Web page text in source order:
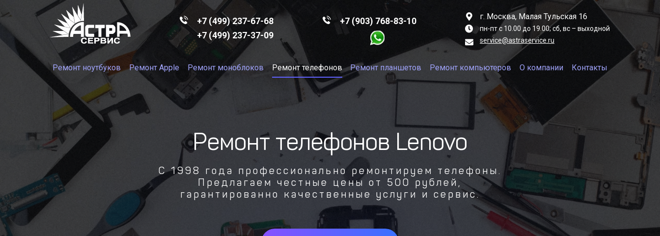
+7 (499)237-67-68
+7 (499) 237-37-09
+7 (903) 768-83-10 г. Москва, Малая Тульская 16
пн-пт с 10.00 до 19.00;сб, вс – выходной
service@astraservice.ru
Ремонт ноутбуков Ремонт Apple Ремонт моноблоков Ремонт телефонов Ремонт планшетов Ремонт компьютеров О компании Контакты
Ремонт телефонов Lenovo
С 1998 года профессионально ремонтируем телефоны.
Предлагаем честные цены от 500 рублей,
гарантированно качественные услуги и сервис.